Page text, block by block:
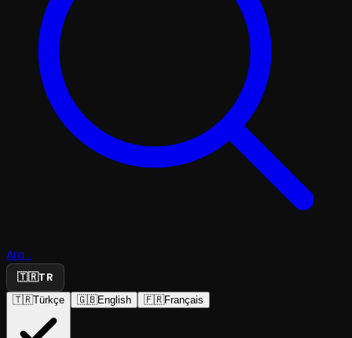
Ara...
🇹🇷TR
🇹🇷Türkçe 🇬🇧English 🇫🇷Français